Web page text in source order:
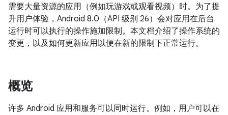
需要大量资源的应用（例如玩游戏或观看视频）时。为了提
升用户体验，Android 8.0（API 级别 26）会对应用在后台
运行时可以执行的操作施加限制。本文档介绍了操作系统的
变更，以及如何更新应用以便在新的限制下正常运行。
概览
许多 Android 应用和服务可以同时运行。例如，用户可以在